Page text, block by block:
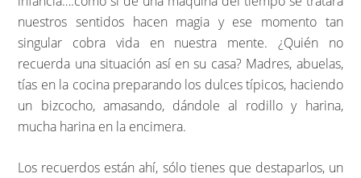
nuestros sentidos hacen magia y ese momento tan
singular cobra vida en nuestra mente. ¿Quién no
recuerda una situación así en su casa? Madres, abuelas,
tías en la cocina preparando los dulces típicos, haciendo
un bizcocho, amasando, dándole al rodillo y harina,
mucha harina en la encimera.
Los recuerdos están ahí, sólo tienes que destaparlos, un